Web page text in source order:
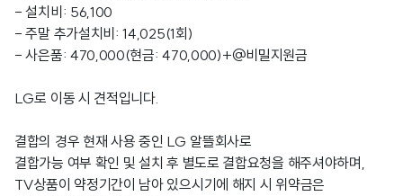
- 설치비: 56,100
- 주말 추가설치비: 14,025(1회)
- 사은품: 470,000(현금: 470,000)+@비밀지원금
LG로 이동 시 견적입니다.
결합의 경우 현재 사용 중인 LG 알뜰회사로
결합가능 여부 확인 및 설치 후 별도로 결합요청을 해주셔야하며,
TV상품이 약정기간이 남아 있으시기에 해지 시 위약금은